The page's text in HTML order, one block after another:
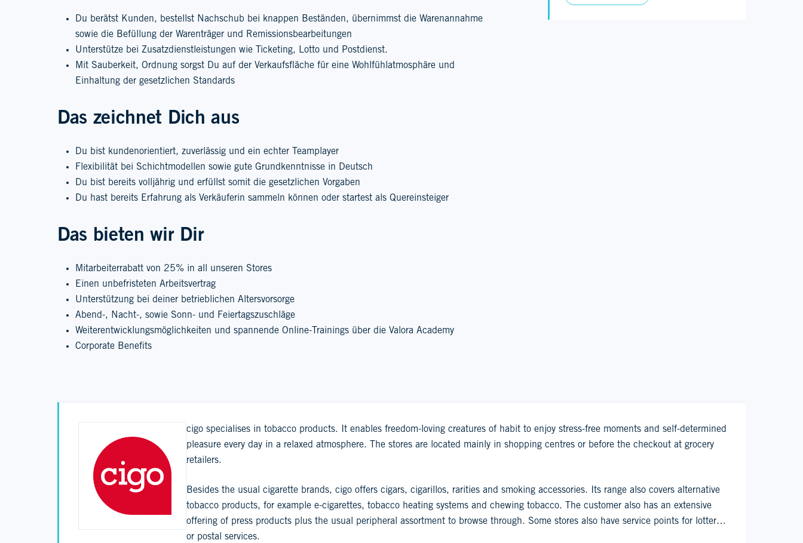
Du berätst Kunden, bestellst Nachschub bei knappen Beständen, übernimmst die Warenannahme
sowie die Befüllung der Warenträger und Remissionsbearbeitungen
Unterstütze bei Zusatzdienstleistungen wie Ticketing, Lotto und Postdienst.
Mit Sauberkeit, Ordnung sorgst Du auf der Verkaufsfläche für eine Wohlfühlatmosphäre und
Einhaltung der gesetzlichen Standards
Das zeichnet Dich aus
Du bist kundenorientiert, zuverlässig und ein echter Teamplayer
Flexibilität bei Schichtmodellen sowie gute Grundkenntnisse in Deutsch
Du bist bereits volljährig und erfüllst somit die gesetzlichen Vorgaben
Du hast bereits Erfahrung als Verkäuferin sammeln können oder startest als Quereinsteiger
Das bieten wir Dir
Mitarbeiterrabatt von 25% in all unseren Stores
Einen unbefristeten Arbeitsvertrag
Unterstützung bei deiner betrieblichen Altersvorsorge
Abend-, Nacht-, sowie Sonn- und Feiertagszuschläge
Weiterentwicklungsmöglichkeiten und spannende Online-Trainings über die Valora Academy
Corporate Benefits
cigo specialises in tobacco products. It enables freedom-loving creatures of habit to enjoy stress-free moments and self-determined
pleasure every day in a relaxed atmosphere. The stores are located mainly in shopping centres or before the checkout at grocery
retailers.
Besides the usual cigarette brands, cigo offers cigars, cigarillos, rarities and smoking accessories. Its range also covers alternative
tobacco products, for example e-cigarettes, tobacco heating systems and chewing tobacco. The customer also has an extensive
offering of press products plus the usual peripheral assortment to browse through. Some stores also have service points for lottery
or postal services.